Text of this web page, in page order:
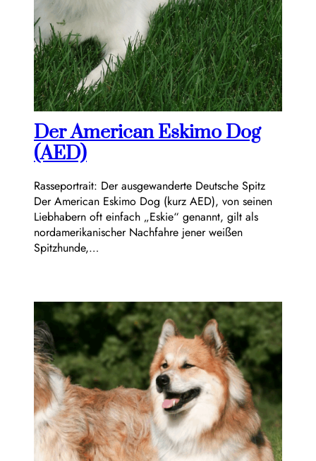
Der American Eskimo Dog
(AED)
Rasseportrait: Der ausgewanderte Deutsche Spitz
Der American Eskimo Dog (kurz AED), von seinen
Liebhabern oft einfach „Eskie“ genannt, gilt als
nordamerikanischer Nachfahre jener weißen
Spitzhunde,…